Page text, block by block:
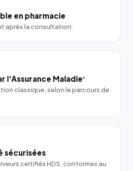
en pharmacie
après la consultation.
l'Assurance Maladie*
classique, selon le parcours de
sécurisées
certifiés HDS, conformes au